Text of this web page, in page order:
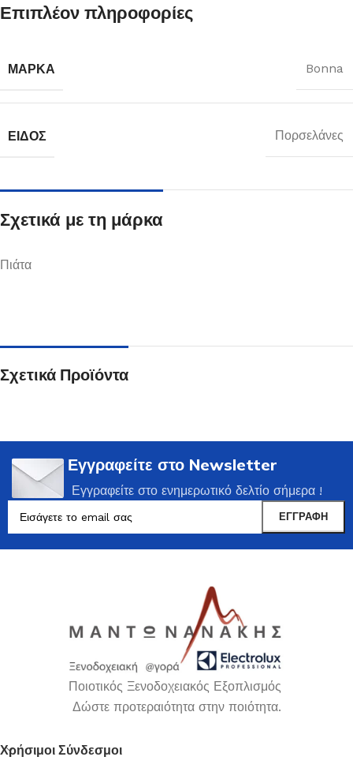
Επιπλέον πληροφορίες
ΜΆΡΚΑ Bonna
ΕΊΔΟΣ Πορσελάνες
Σχετικά με τη μάρκα
Πιάτα
Σχετικά Προϊόντα
Εγγραφείτε στο Newsletter
Εγγραφείτε στο ενημερωτικό δελτίο σήμερα !
Ποιοτικός Ξενοδοχειακός Εξοπλισμός
Δώστε προτεραιότητα στην ποιότητα.
Χρήσιμοι Σύνδεσμοι